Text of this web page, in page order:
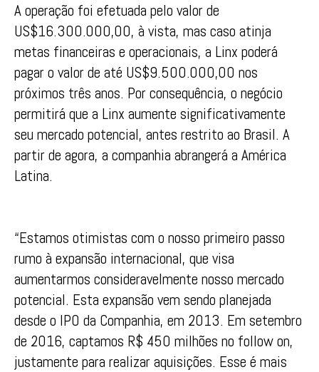
A operação foi efetuada pelo valor de
US$16.300.000,00, à vista, mas caso atinja
metas financeiras e operacionais, a Linx poderá
pagar o valor de até US$9.500.000,00 nos
próximos três anos. Por consequência, o negócio
permitirá que a Linx aumente significativamente
seu mercado potencial, antes restrito ao Brasil. A
partir de agora, a companhia abrangerá a América
Latina.
“Estamos otimistas com o nosso primeiro passo
rumo à expansão internacional, que visa
aumentarmos consideravelmente nosso mercado
potencial. Esta expansão vem sendo planejada
desde o IPO da Companhia, em 2013. Em setembro
de 2016, captamos R$ 450 milhões no follow on,
justamente para realizar aquisições. Esse é mais